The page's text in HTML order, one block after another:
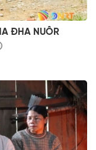
ĐHA NUÔR